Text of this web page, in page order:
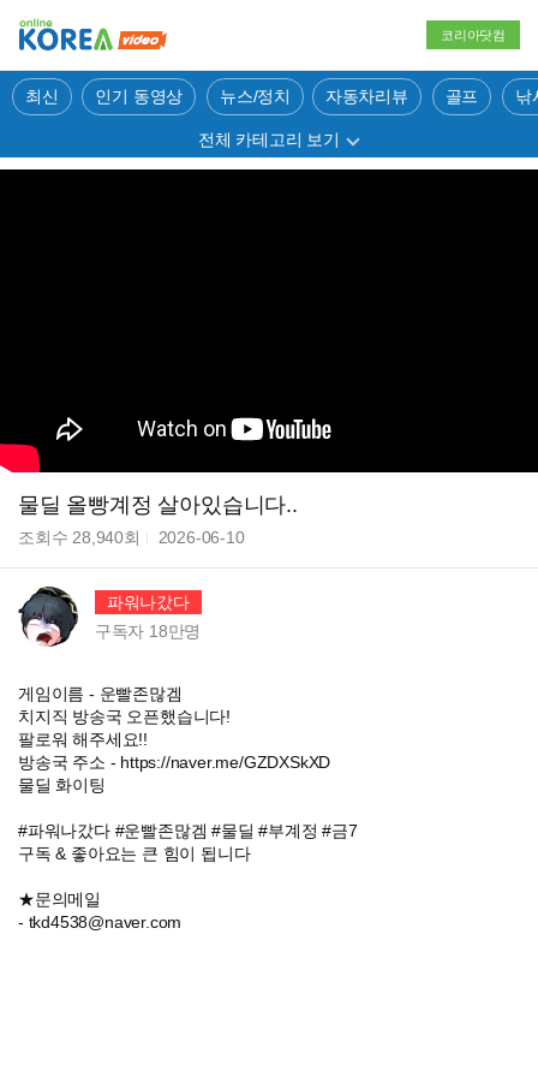
코리아닷컴
최신 인기 동영상 뉴스/정치 자동차리뷰 골프 낚
전체 카테고리 보기
물딜 올빵계정 살아있습니다..
조회수 28,940회 2026-06-10
파워나갔다
구독자 18만명
게임이름 - 운빨존많겜
치지직 방송국 오픈했습니다!
팔로워 해주세요!!
방송국 주소 - https://naver.me/GZDXSkXD
물딜 화이팅
#파워나갔다 #운빨존많겜 #물딜 #부계정 #금7
구독 & 좋아요는 큰 힘이 됩니다
★문의메일
- tkd4538@naver.com